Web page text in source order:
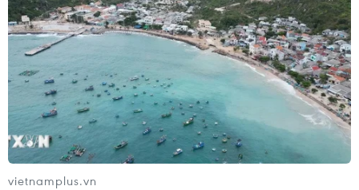
vietnamplus.vn